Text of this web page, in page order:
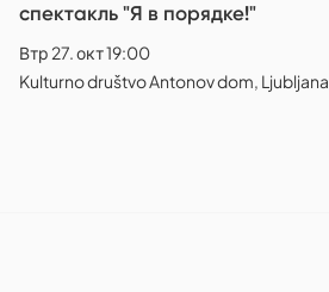
спектакль "Я в порядке!"
Втр 27. окт 19:00
Kulturno društvo Antonov dom, Ljubljana